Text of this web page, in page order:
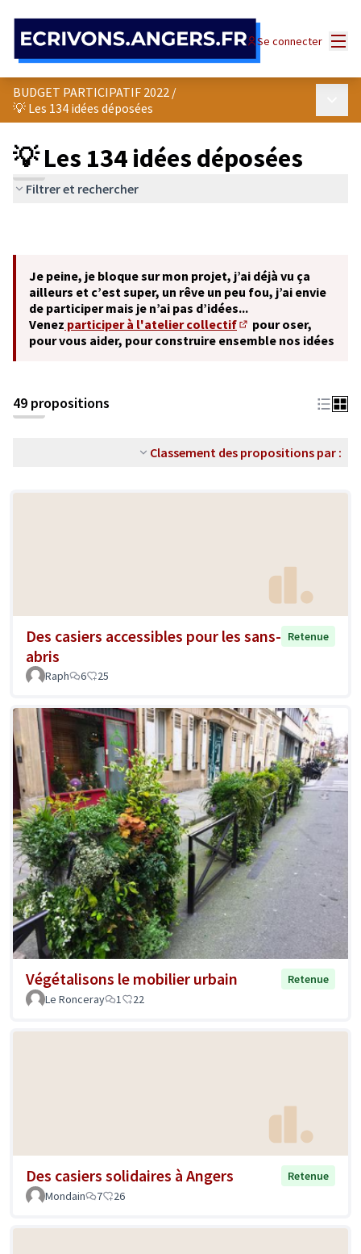
Se connecter
BUDGET PARTICIPATIF 2022 /
💡 Les 134 idées déposées
💡 Les 134 idées déposées
Filtrer et rechercher
Je peine, je bloque sur mon projet, j’ai déjà vu ça
ailleurs et c’est super, un rêve un peu fou, j’ai envie
de participer mais je n’ai pas d’idées...
Venez participer à l'atelier collectif
(S'ouvre dans un
pour oser,
pour vous aider, pour construire ensemble nos idées
49 propositions
Classement des propositions par :
Des casiers accessibles pour les sans-
abris
Retenue
Raph 6 25
Végétalisons le mobilier urbain
Retenue
Le Ronceray
1 22
Des casiers solidaires à Angers
Retenue
Mondain
7 26